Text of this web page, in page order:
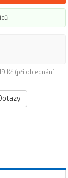
Kč (při objednání